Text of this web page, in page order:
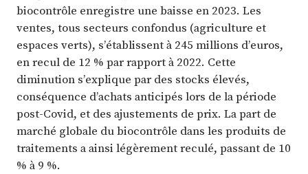
biocontrôle enregistre une baisse en 2023. Les
ventes, tous secteurs confondus (agriculture et
espaces verts), s’établissent à 245 millions d’euros,
en recul de 12 % par rapport à 2022. Cette
diminution s’explique par des stocks élevés,
conséquence d’achats anticipés lors de la période
post-Covid, et des ajustements de prix. La part de
marché globale du biocontrôle dans les produits de
traitements a ainsi légèrement reculé, passant de 10
% à 9 %.